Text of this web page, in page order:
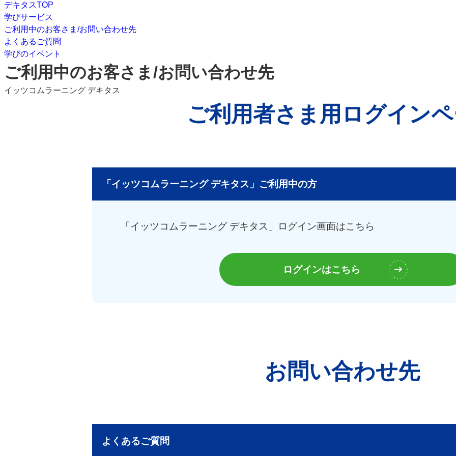
デキタスTOP
学びサービス
ご利用中のお客さま/お問い合わせ先
よくあるご質問
学びのイベント
ご利用中のお客さま/お問い合わせ先
イッツコムラーニング デキタス
ご利用者さま用ログイン
「イッツコムラーニング デキタス」ご利用中の方
「イッツコムラーニング デキタス」ログイン画面はこちら
ログインはこちら
お問い合わせ先
よくあるご質問